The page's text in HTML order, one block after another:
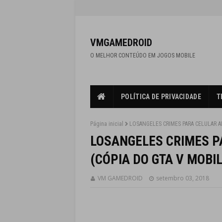
VMGAMEDROID
O MELHOR CONTEÚDO EM JOGOS MOBILE
POLÍTICA DE PRIVACIDADE
Página inicial LOSANGELES CRIMES PARA
LOSANGELES CRIMES
(CÓPIA DO GTA V
VM GAMEDROID setembro 03, 2018